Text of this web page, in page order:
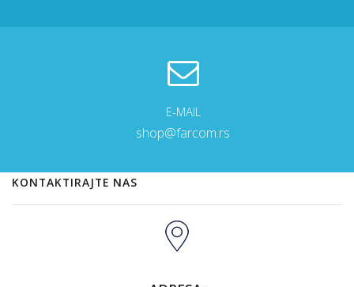
E-MAIL
shop@farcom.rs
KONTAKTIRAJTE NAS